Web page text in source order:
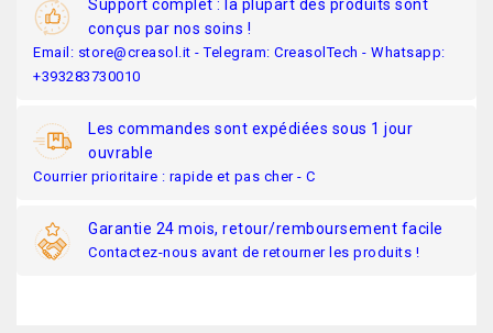
Support complet : la plupart des produits sont
conçus par nos soins !
Email: store@creasol.it - Telegram: CreasolTech - Whatsapp:
+393283730010
Les commandes sont expédiées sous 1 jour
ouvrable
Courrier prioritaire : rapide et pas cher - C
Garantie 24 mois, retour/remboursement facile
Contactez-nous avant de retourner les produits !